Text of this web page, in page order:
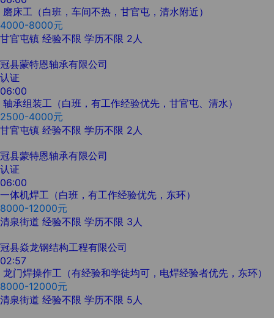
磨床工（白班，车间不热，甘官屯，清水附近）
4000-8000元
甘官屯镇 经验不限 学历不限 2人
冠县蒙特恩轴承有限公司
认证
06:00
轴承组装工（白班，有工作经验优先，甘官屯、清水）
2500-4000元
甘官屯镇 经验不限 学历不限 2人
冠县蒙特恩轴承有限公司
认证
06:00
一体机焊工（白班，有工作经验优先，东环）
8000-12000元
清泉街道 经验不限 学历不限 3人
冠县焱龙钢结构工程有限公司
02:57
龙门焊操作工（有经验和学徒均可，电焊经验者优先，东环）
8000-12000元
清泉街道 经验不限 学历不限 5人